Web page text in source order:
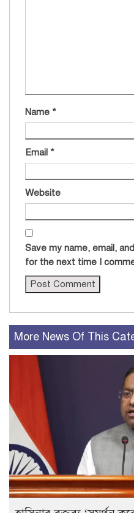
Name *
Email *
Website
Save my name, email,
for the next time I
More News Of This